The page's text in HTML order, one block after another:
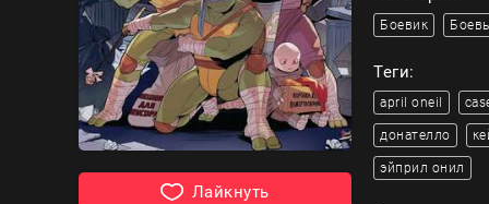
Лайкнуть
Боевик
Теги:
april oneil
донателло
эйприл онил